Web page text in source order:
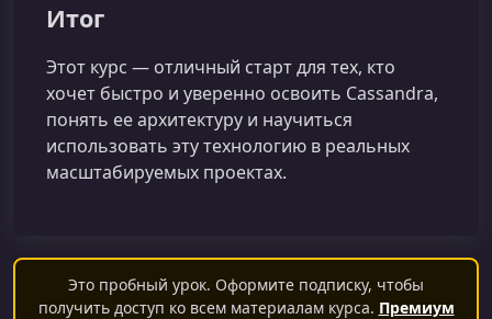
Итог
Этот курс — отличный старт для тех, кто
хочет быстро и уверенно освоить Cassandra,
понять ее архитектуру и научиться
использовать эту технологию в реальных
масштабируемых проектах.
Это пробный урок. Оформите подписку, чтобы
получить доступ ко всем материалам курса. Премиум